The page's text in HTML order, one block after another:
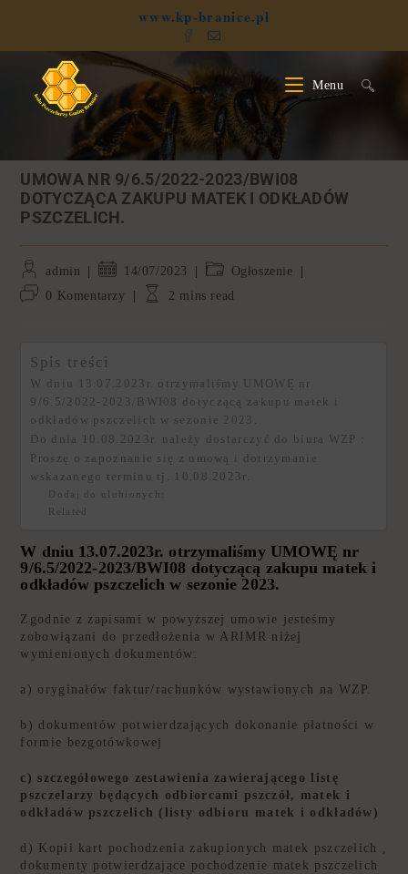
www.kp-branice.pl
Menu
UMOWA NR 9/6.5/2022-2023/BWI08
DOTYCZĄCA ZAKUPU MATEK I ODKŁADÓW
PSZCZELICH.
admin 14/07/2023
Ogłoszenie
0 Komentarzy
2 mins read
Spis treści
W dniu 13.07.2023r. otrzymaliśmy UMOWĘ nr
9/6.5/2022-2023/BWI08 dotyczącą zakupu matek i
odkładów pszczelich w sezonie 2023.
Do dnia 10.08.2023r. należy dostarczyć do biura WZP :
Proszę o zapoznanie się z umową i dotrzymanie
wskazanego terminu tj. 10.08.2023r.
Dodaj do ulubionych:
Related
W dniu 13.07.2023r. otrzymaliśmy UMOWĘ nr
9/6.5/2022-2023/BWI08 dotyczącą zakupu matek i
odkładów pszczelich w sezonie 2023.
Zgodnie z zapisami w powyższej umowie jesteśmy
zobowiązani do przedłożenia w ARIMR niżej
wymienionych dokumentów:
a) oryginałów faktur/rachunków wystawionych na WZP.
b) dokumentów potwierdzających dokonanie płatności w
formie bezgotówkowej
c) szczegółowego zestawienia zawierającego listę
pszczelarzy będących odbiorcami pszczół, matek i
odkładów pszczelich (listy odbioru matek i odkładów)
d) Kopii kart pochodzenia zakupionych matek pszczelich ,
dokumenty potwierdzające pochodzenie matek pszczelich